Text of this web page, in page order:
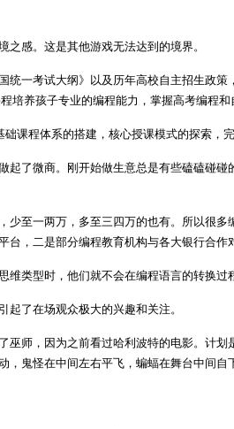
感。这是其他游戏无法达到的境界。
统一考试大纲》以及历年高校自主招生政
养孩子专业的编程能力，掌握高考编程
课程体系的搭建，核心授课模式的探索，
了微商。刚开始做生意总是有些磕磕碰
少至一两万，多至三四万的也有。所以很
，二是部分编程教育机构与各大银行合作
类型时，他们就不会在编程语言的转换过
了在场观众极大的兴趣和关注。
师，因为之前看过哈利波特的电影。计
鬼怪在中间左右平飞，蝙蝠在舞台中间自